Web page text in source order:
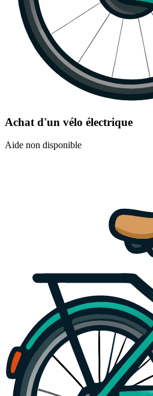
Achat d'un vélo électrique
Aide non disponible